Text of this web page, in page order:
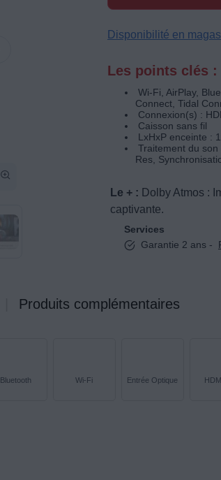
Disponibilité en
Les points clés :
Wi-Fi, AirPlay,
Connect, Tidal
Connexion(s) :
Caisson sans fil
LxHxP enceinte :
Traitement du son
Res,
Le + : Dolby Atmos :
captivante.
Services
Garantie 2 ans -
Produits complémentaires
Bluetooth Wi-Fi Entrée Optique